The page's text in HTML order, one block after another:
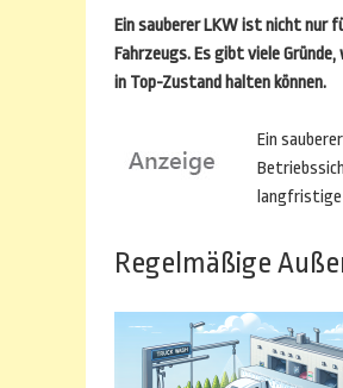
Ein sauberer LKW ist nicht nur
Fahrzeugs. Es gibt viele
in Top-Zustand halten können.
Ein
Regelmäßige